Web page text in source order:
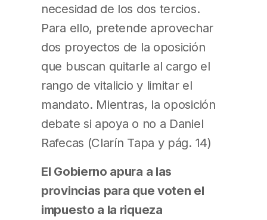
necesidad de los dos tercios.
Para ello, pretende aprovechar
dos proyectos de la oposición
que buscan quitarle al cargo el
rango de vitalicio y limitar el
mandato. Mientras, la oposición
debate si apoya o no a Daniel
Rafecas (Clarín Tapa y pág. 14)
El Gobierno apura a las
provincias para que voten el
impuesto a la riqueza